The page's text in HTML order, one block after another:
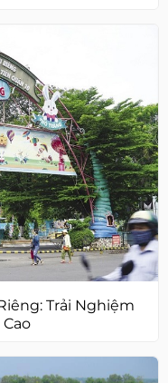
Trải Nghiệm